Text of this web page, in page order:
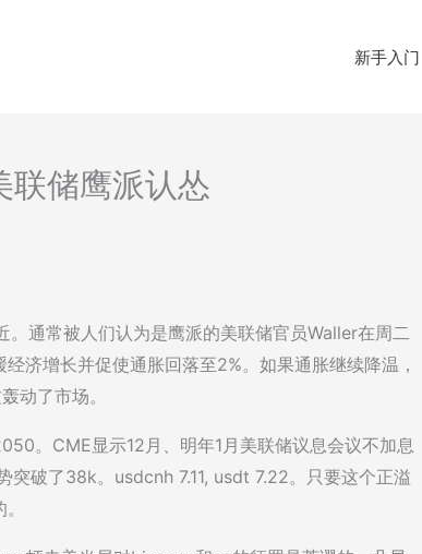
新手入门
联储鹰派认怂
通常被人们认为是鹰派的美联储官员Waller在周二
济增长并促使通胀回落至2%。如果通胀继续降温，
动了市场。
。CME显示12月、明年1月美联储议息会议不加息
破了38k。usdcnh 7.11, usdt 7.22。只要这个正溢